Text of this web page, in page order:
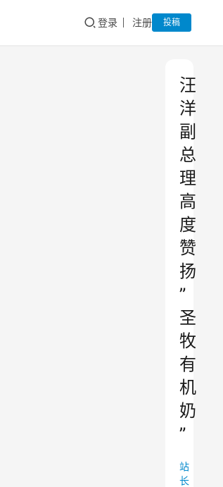
登录 注册 投稿
汪
洋
副
总
理
高
度
赞
扬
”
圣
牧
有
机
奶
”
站
长